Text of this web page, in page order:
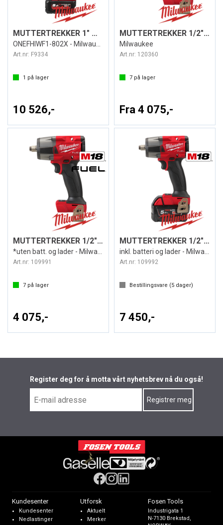
MUTTERTREKKER 1" M18 ONE-KEY™ 2400 NM
ONEFHIWF1-802X - Milwaukee
Art.nr: F9334
1 på lager
10 526,-
MUTTERTREKKER 1/2" DR. M18 FMTIW2F12
Milwaukee
Art.nr: 120360
7 på lager
Fra 4 075,-
MUTTERTREKKER 1/2" DR. M18 FMTIW2F12-0X
*uten batt. og lader - Milwaukee
Art.nr: 109991
7 på lager
4 075,-
MUTTERTREKKER 1/2" DR. M18 FMTIW2F12-502
inkl. batteri og lader - Milwaukee
Art.nr: 109992
Bestillingsvare (5 dager)
7 450,-
Register deg for å motta vårt nyhetsbrev nå du også!
Kundesenter
Kundesenter
Nedlastinger
Utforsk
Aktuelt
Merker
Fosen Tools
Industrigata 1
N-7130 Brekstad,